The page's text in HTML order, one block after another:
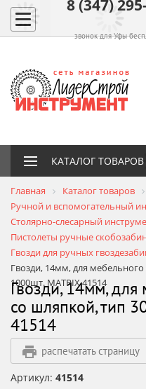
8 (347)
звонок для Уфы
КАТАЛОГ ТОВАРОВ
Главная
Каталог товаров
Ручной и вспомогательный
Столярно-слесарный
Пистолеты ручные
Гвозди для ручных
Гвозди, 14мм, для
1000шт. MATRIX 41514
Гвозди, 14мм, для
со шляпкой, тип
41514
распечатать страницу
Артикул: 41514